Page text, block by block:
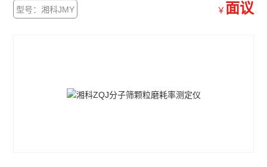
型号：湘科JMY ￥ 面议